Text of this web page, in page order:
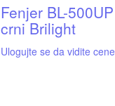
Fenjer BL-500UP
crni Brilight
Ulogujte se da vidite cene